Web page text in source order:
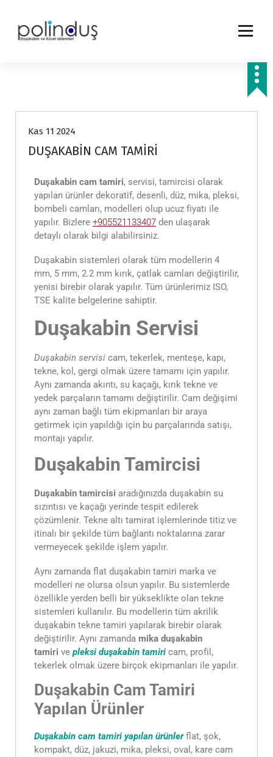
Kas 11 2024
DUŞAKABİN CAM TAMİRİ
Duşakabin cam tamiri, servisi, tamircisi olarak
yapılan ürünler dekoratif, desenli, düz, mika, pleksi,
bombeli camları, modelleri olup ucuz fiyatı ile
yapılır. Bizlere +905521133407 den ulaşarak
detaylı olarak bilgi alabilirsiniz.
Duşakabin sistemleri olarak tüm modellerin 4
mm, 5 mm, 2.2 mm kırık, çatlak camları değiştirilir,
yenisi birebir olarak yapılır. Tüm ürünlerimiz ISO,
TSE kalite belgelerine sahiptir.
Duşakabin Servisi
Duşakabin servisi cam, tekerlek, menteşe, kapı,
tekne, kol, gergi olmak üzere tamamı için yapılır.
Aynı zamanda akıntı, su kaçağı, kırık tekne ve
yedek parçaların tamamı değiştirilir. Cam değişimi
aynı zaman bağlı tüm ekipmanları bir araya
getirmek için yapıldığı için bu parçalarında satışı,
montajı yapılır.
Duşakabin Tamircisi
Duşakabin tamircisi aradığınızda duşakabin su
sızıntısı ve kaçağı yerinde tespit edilerek
çözümlenir. Tekne altı tamirat işlemlerinde titiz ve
itinalı bir şekilde tüm bağlantı noktalarına zarar
vermeyecek şekilde işlem yapılır.
Aynı zamanda flat duşakabin tamiri marka ve
modelleri ne olursa olsun yapılır. Bu sistemlerde
özellikle yerden belli bir yükseklikte olan tekne
sistemleri kullanılır. Bu modellerin tüm akrilik
duşakabin tekne tamiri yapılarak birebir olarak
değiştirilir. Aynı zamanda mika duşakabin
tamiri ve pleksi duşakabin tamiri cam, profil,
tekerlek olmak üzere birçok ekipmanları ile yapılır.
Duşakabin Cam Tamiri
Yapılan Ürünler
Duşakabin cam tamiri yapılan ürünlerflat, şok,
kompakt, düz, jakuzi, mika, pleksi, oval, kare cam